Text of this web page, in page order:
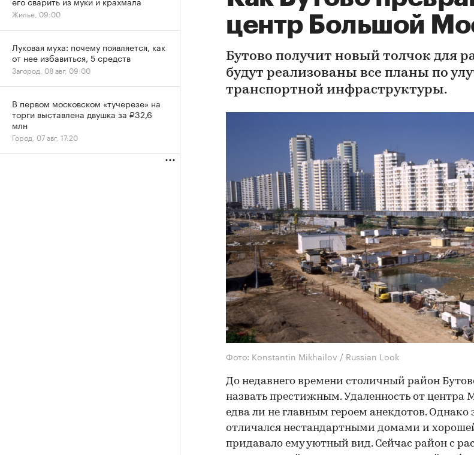
центр Большой
Бутово получит новый толчок для
будут реализованы все планы по
транспортной инфраструктуры.
Фото: Konstantin Mikhailov / Russian Look
До недавнего времени столичный район
назвать престижным. Удаленность от центра
едва ли не главным героем анекдотов. Однако
отличался нестандартными домами и
придавало ему уютный вид. Сейчас район с
Жилье, 09:00
Луковая муха: почему появляется, как
от нее избавиться, 5 средств
Загород, 08 авг, 09:00
В первом московском «тучерезе» на
торги выставлена двушка за ₽32,6
млн
Город, 07 авг, 17:20